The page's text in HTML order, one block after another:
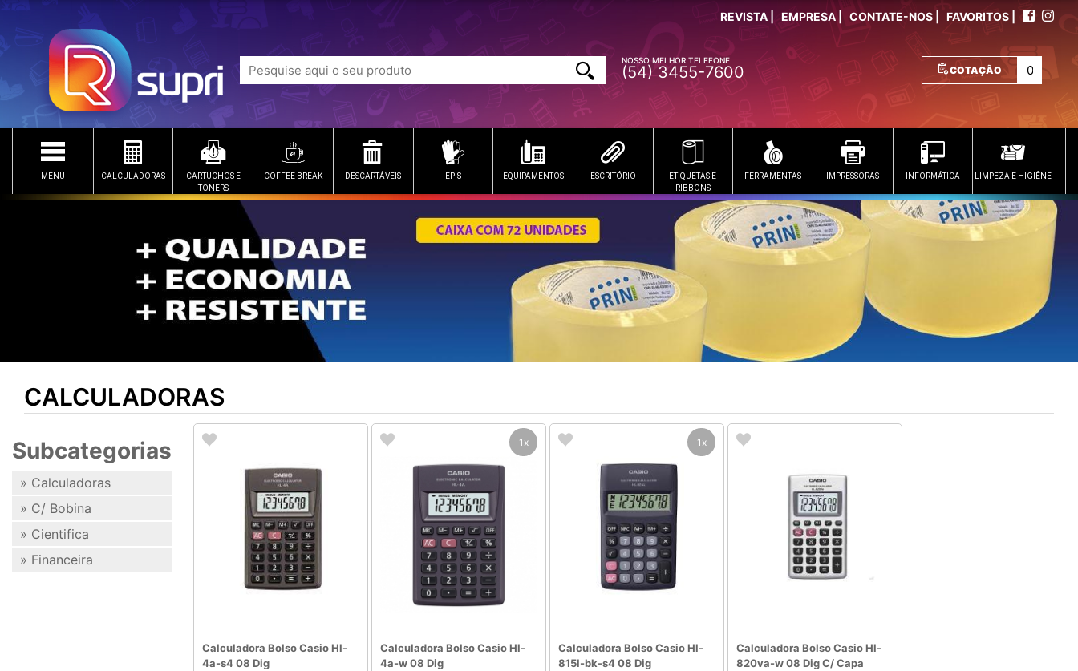
REVISTA | EMPRESA | CONTATE-NOS | FAVORITOS |
NOSSO MELHOR TELEFONE
(54) 3455-7600 COTAÇÃO
MENU CALCULADORAS
CARTUCHOS E
TONERS
COFFEE BREAK DESCARTÁVEIS EPIS EQUIPAMENTOS ESCRITÓRIO
ETIQUETAS E
RIBBONS
FERRAMENTAS IMPRESSORAS INFORMÁTICA LIMPEZA E HIGIÊNE
CALCULADORAS
Subcategorias
» Calculadoras
» C/ Bobina
» Cientifica
» Financeira
Calculadora Bolso Casio Hl-
4a-s4 08 Dig
1x
Calculadora Bolso Casio Hl-
4a-w 08 Dig
1x
Calculadora Bolso Casio Hl-
815l-bk-s4 08 Dig
Calculadora Bolso Casio Hl-
820va-w 08 Dig C/ Capa